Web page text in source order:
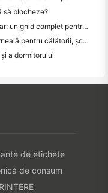
să blocheze?
Cum să alegeți o imprimantă foto de buzunar: un ghid complet pentru utilizatorii de jurnal, călătorii și iPhone
Cea mai bună imprimantă portabilă fără cerneală pentru călătorii, școală și lucru mobil: Hanin MT620 Pro Review
a dormitorului
de etichete
de consum